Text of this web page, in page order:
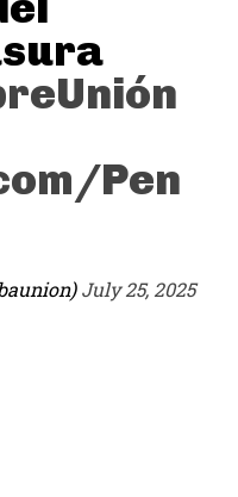
Pen
July 25, 2025